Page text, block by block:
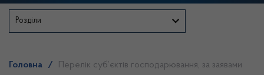
Розділи
Головна /
Перелік суб’єктів господарювання, за заявами